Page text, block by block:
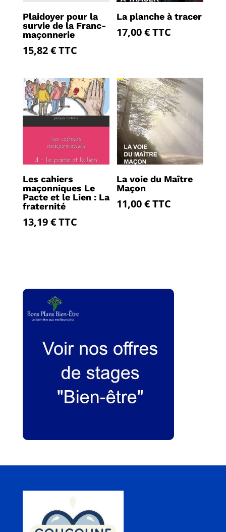
Plaidoyer pour la
survie de la Franc-
maçonnerie
15,82€TTC
La planche à tracer
17,00€TTC
Les cahiers
maçonniques Le
Pacte et le Lien : La
fraternité
13,19€TTC
La voie du Maître
Maçon
11,00€TTC